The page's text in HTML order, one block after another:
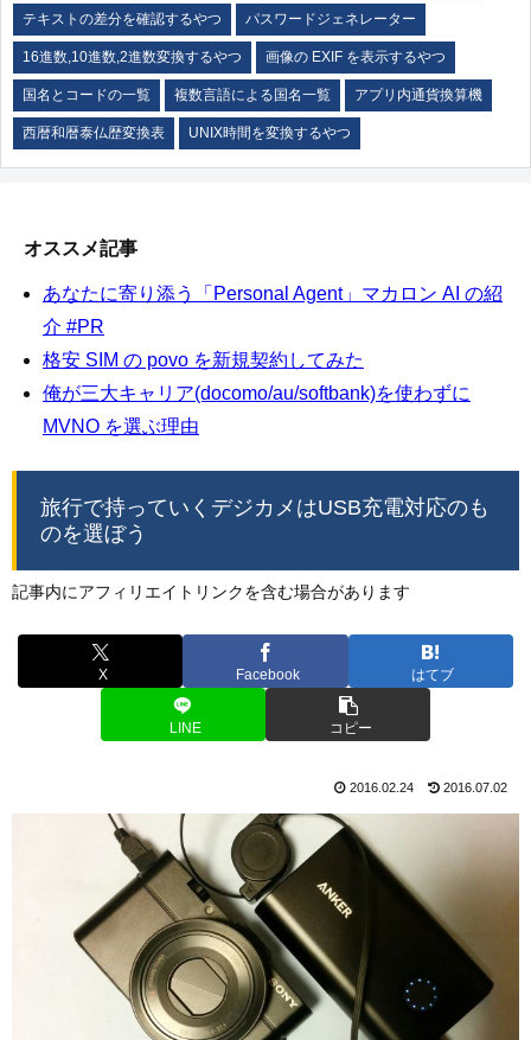
テキストの差分を確認するやつ パスワードジェネレーター
16進数,10進数,2進数変換するやつ 画像の EXIF を表示するやつ
国名とコードの一覧 複数言語による国名一覧 アプリ内通貨換算機
西暦和暦泰仏歴変換表 UNIX時間を変換するやつ
オススメ記事
あなたに寄り添う「Personal Agent」マカロン AI の紹
介 #PR
格安 SIM の povo を新規契約してみた
俺が三大キャリア(docomo/au/softbank)を使わずに
MVNO を選ぶ理由
旅行で持っていくデジカメはUSB充電対応のも
のを選ぼう
記事内にアフィリエイトリンクを含む場合があります
X Facebook はてブ
LINE コピー
2016.02.24 2016.07.02